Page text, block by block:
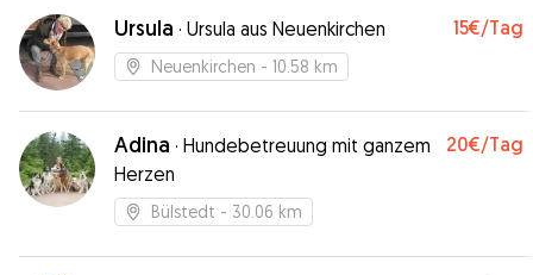
Ursula · Ursula aus Neuenkirchen 15€/Tag
Neuenkirchen - 10.58 km
Adina · Hundebetreuung mit ganzem
Herzen
20€/Tag
Bülstedt - 30.06 km